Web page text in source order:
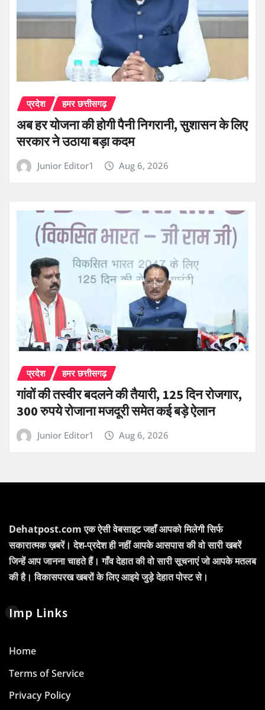
प्रदेश हमर छत्तीसगढ़
अब हर योजना की होगी पैनी निगरानी, सुशासन के लिए
सरकार ने उठाया बड़ा कदम
Junior Editor1 Aug 6, 2026
प्रदेश हमर छत्तीसगढ़
गांवों की तस्वीर बदलने की तैयारी, 125 दिन रोजगार,
300 रुपये रोजाना मजदूरी समेत कई बड़े ऐलान
Junior Editor1 Aug 6, 2026
Dehatpost.com एक ऐसी वेबसाइट जहाँ आपको मिलेगी सिर्फ
सकारात्मक ख़बरें। देश-प्रदेश ही नहीं आपके आसपास की वो सारी खबरें
जिन्हें आप जानना चाहते हैं। गाँव देहात की वो सारी सूचनाएं जो आपके मतलब
की है। विकासपरख खबरों के लिए आइये जुड़े देहात पोस्ट से।
Imp Links
Home
Terms of Service
Privacy Policy